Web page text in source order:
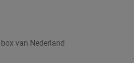
van Nederland